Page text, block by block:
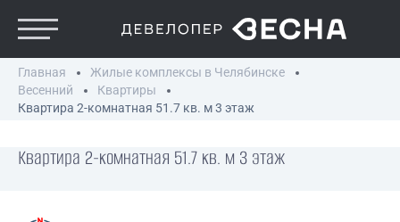
Главная
Жилые комплексы в Челябинске
Весенний
Квартиры
Квартира 2-комнатная 51.7 кв. м 3 этаж
Квартира 2-комнатная 51.7 кв. м 3 этаж